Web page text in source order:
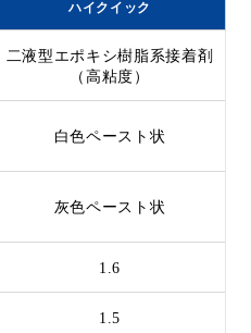
ハイクイック
二液型エポキシ樹脂系接着剤
（高粘度）
白色ペースト状
灰色ペースト状
1.6
1.5